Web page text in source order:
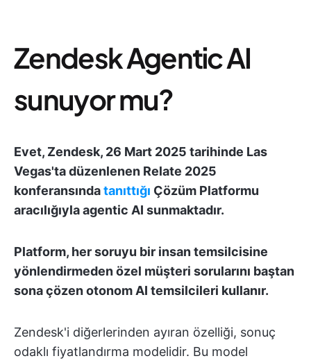
Zendesk Agentic AI
sunuyor mu?
Evet, Zendesk, 26 Mart 2025 tarihinde Las
Vegas'ta düzenlenen Relate 2025
konferansındatanıttığı Çözüm Platformu
aracılığıyla agentic AI sunmaktadır.
Platform, her soruyu bir insan temsilcisine
yönlendirmeden özel müşteri sorularını baştan
sona çözen otonom AI temsilcileri kullanır.
Zendesk'i diğerlerinden ayıran özelliği, sonuç
odaklı fiyatlandırma modelidir. Bu model